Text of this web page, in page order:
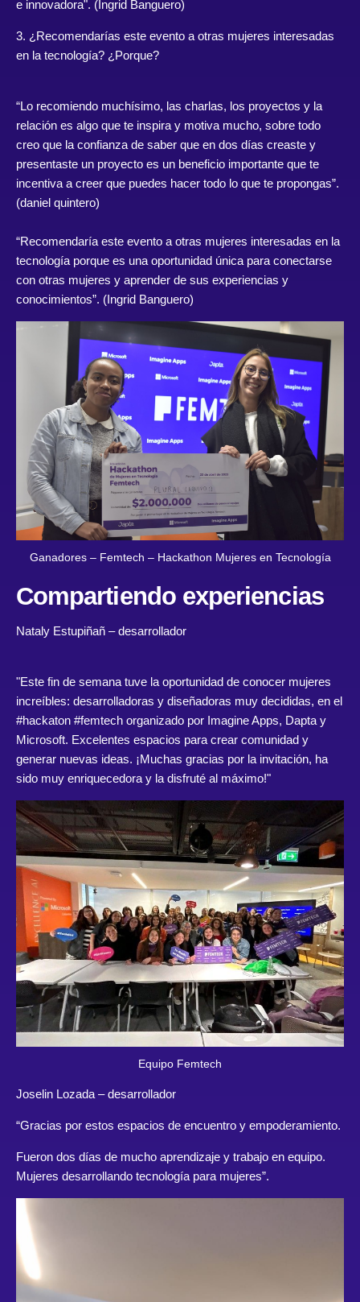
e innovadora". ( Ingrid Banguero)
3. ¿Recomendarías este evento a otras mujeres interesadas
en la tecnología? ¿Porque?
“Lo recomiendo muchísimo, las charlas, los proyectos y la
relación es algo que te inspira y motiva mucho, sobre todo
creo que la confianza de saber que en dos días creaste y
presentaste un proyecto es un beneficio importante que te
incentiva a creer que puedes hacer todo lo que te propongas”.
(daniel quintero)
“Recomendaría este evento a otras mujeres interesadas en la
tecnología porque es una oportunidad única para conectarse
con otras mujeres y aprender de sus experiencias y
conocimientos”. (Ingrid Banguero)
Ganadores – Femtech – Hackathon Mujeres en Tecnología
Compartiendo experiencias
Nataly Estupiñañ – desarrollador
"Este fin de semana tuve la oportunidad de conocer mujeres
increíbles: desarrolladoras y diseñadoras muy decididas, en el
#hackaton #femtech organizado por Imagine Apps, Dapta y
Microsoft. Excelentes espacios para crear comunidad y
generar nuevas ideas. ¡Muchas gracias por la invitación, ha
sido muy enriquecedora y la disfruté al máximo!"
Equipo Femtech
Joselin Lozada – desarrollador
“Gracias por estos espacios de encuentro y empoderamiento.
Fueron dos días de mucho aprendizaje y trabajo en equipo.
Mujeres desarrollando tecnología para mujeres”.